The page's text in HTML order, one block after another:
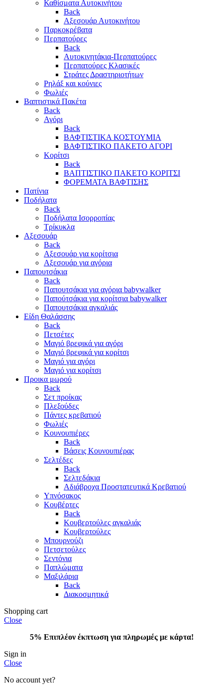
Καθίσματα Αυτοκινήτου
Back
Αξεσουάρ Αυτοκινήτου
Παρκοκρέβατα
Περπατούρες
Back
Αυτοκινητάκια-Περπατούρες
Περπατούρες Κλασικές
Στράτες Δραστηριοτήτων
Ρηλάξ και κούνιες
Φωλιές
Βαπτιστικά Πακέτα
Back
Αγόρι
Back
ΒΑΦΤΙΣΤΙΚΑ ΚΟΣΤΟΥΜΙΑ
ΒΑΦΤΙΣΤΙΚΟ ΠΑΚΕΤΟ ΑΓΟΡΙ
Κορίτσι
Back
ΒΑΠΤΙΣΤΙΚΟ ΠΑΚΕΤΟ ΚΟΡΙΤΣΙ
ΦΟΡΕΜΑΤΑ ΒΑΦΤΙΣΗΣ
Πατίνια
Ποδήλατα
Back
Ποδήλατα Ισορροπίας
Τρίκυκλα
Αξεσουάρ
Back
Αξεσουάρ για κορίτσια
Αξεσουάρ για αγόρια
Παπουτσάκια
Back
Παπουτσάκια για αγόρια babywalker
Παπούτσάκια για κορίτσια babywalker
Παπουτσάκια αγκαλιάς
Είδη Θαλάσσης
Back
Πετσέτες
Μαγιό βρεφικά για αγόρι
Μαγιό βρεφικά για κορίτσι
Μαγιό για αγόρι
Μαγιό για κορίτσι
Προικα μωρού
Back
Σετ προίκας
Πλεξούδες
Πάντες κρεβατιού
Φωλιές
Κουνουπιέρες
Back
Βάσεις Κουνουπιέρας
Σελτέδες
Back
Σελτεδάκια
Αδιάβροχα Προστατευτικά Κρεβατιού
Υπνόσακος
Κουβέρτες
Back
Κουβερτούλες αγκαλιάς
Κουβερτούλες
Μπουρνούζι
Πετσετούλες
Σεντόνια
Παπλώματα
Μαξιλάρια
Back
Διακοσμητικά
Shopping cart
Close
5% Επιπλέον έκπτωση για πληρωμές με κάρτα!
Sign in
Close
No account yet?